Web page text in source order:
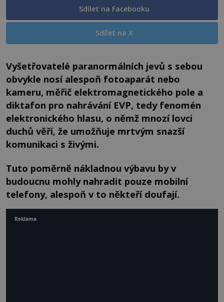
Sdílet na Facebooku
Sdílet na X
Vyšetřovatelé paranormálních jevů s sebou
obvykle nosí alespoň fotoaparát nebo
kameru, měřič elektromagnetického pole a
diktafon pro nahrávání EVP, tedy fenomén
elektronického hlasu, o němž mnozí lovci
duchů věří, že umožňuje mrtvým snazší
komunikaci s živými.
Tuto poměrně nákladnou výbavu by v
budoucnu mohly nahradit pouze mobilní
telefony, alespoň v to někteří doufají.
Reklama